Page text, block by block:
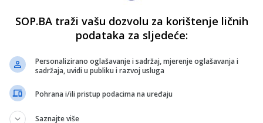
karijeru nastavlja u austrijskom Salzburgu.
dogovorio je sve uslove s austrijskim
prvenstva i naredne sezone igrat će kvalifikacije za
SOP.BA traži vašu dozvolu za korištenje ličnih
podataka za sljedeće:
Personalizirano oglašavanje i sadržaj, mjerenje oglašavanja i
sadržaja, uvidi u publiku i razvoj usluga
Pohrana i/ili pristup podacima na uređaju
Saznajte više